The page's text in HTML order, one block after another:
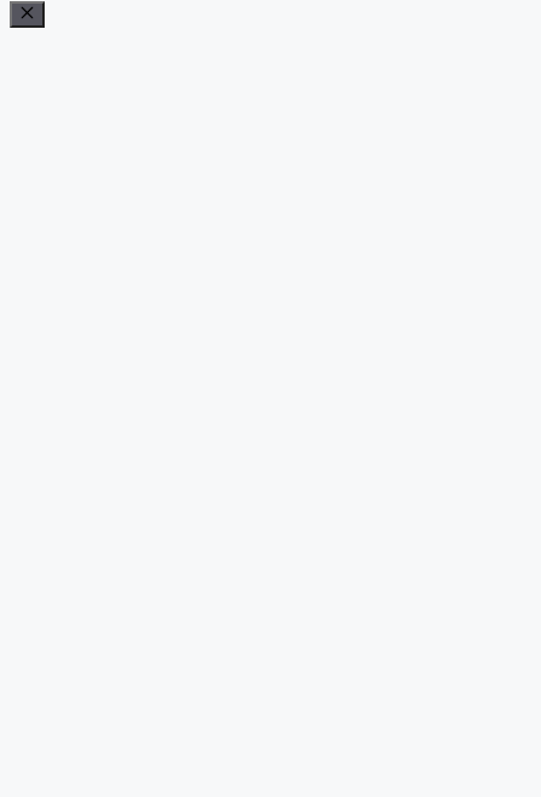
Bezár